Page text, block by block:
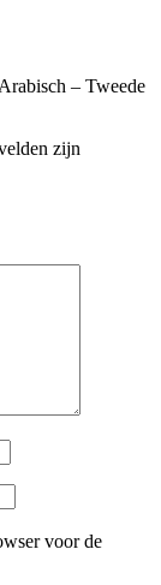
– Tweede
zijn
voor de